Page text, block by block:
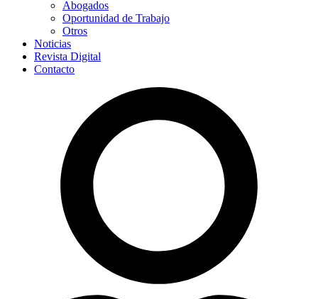
Abogados
Oportunidad de Trabajo
Otros
Noticias
Revista Digital
Contacto